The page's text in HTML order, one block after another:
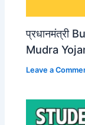
प्रधानमंत्री
Mudra
Leave a